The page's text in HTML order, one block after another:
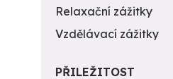
Relaxační zážitky
Vzdělávací zážitky
PŘILEŽITOST